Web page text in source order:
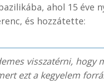
ahol 15 éve
és hozzátette:
visszatérni, hogy
ezt a kegyelem